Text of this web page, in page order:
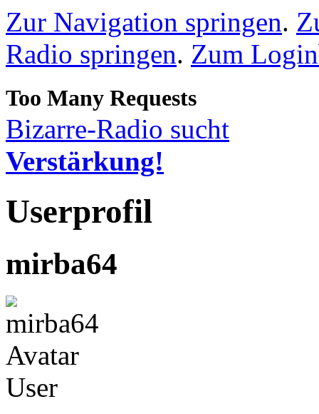
Zur Navigation springen.
Radio springen. Zum
Bizarre-Radio sucht
Verstärkung!
Userprofil
mirba64
User